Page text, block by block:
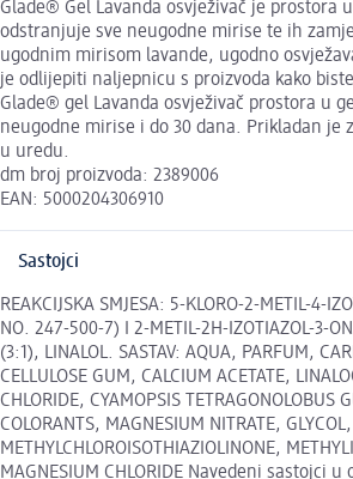
Glade® Gel Lavanda osvježivač je prostora
odstranjuje sve neugodne mirise te ih
ugodnim mirisom lavande, ugodno
je odlijepiti naljepnicu s proizvoda kako
Glade® gel Lavanda osvježivač prostora u
neugodne mirise i do 30 dana. Prikladan je
u uredu.
dm broj proizvoda: 2389006
EAN: 5000204306910
Sastojci
REAKCIJSKA SMJESA: 5-KLORO-2-METIL-4-
NO. 247-500-7) I 2-METIL-2H-IZOTIAZOL-3-
(3:1), LINALOL. SASTAV: AQUA, PARFUM,
CELLULOSE GUM, CALCIUM ACETATE,
CHLORIDE, CYAMOPSIS TETRAGONOLOBUS
COLORANTS, MAGNESIUM NITRATE, GLYCOL,
METHYLCHLOROISOTHIAZIOLINONE,
MAGNESIUM CHLORIDE Navedeni sastojci